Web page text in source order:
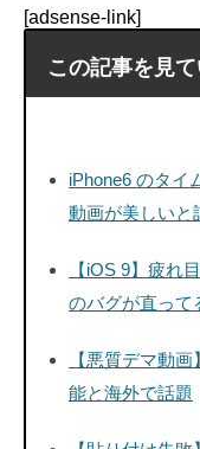
[adsense-link]
この記事を見
iPhone6 のタイ
動画が美しいと
【iOS 9】疲れ
のバグが直って
【悪質デマ動
能と海外で話題